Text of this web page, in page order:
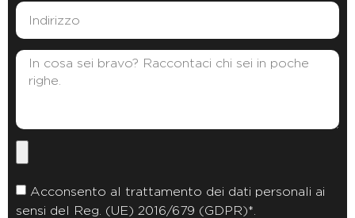
Acconsento al trattamento dei dati personali ai
sensi del Reg. (UE) 2016/679 (GDPR)*.